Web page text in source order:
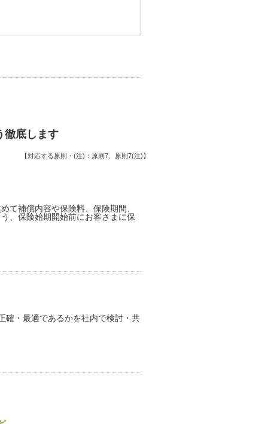
徹底します
【対応する原則・(注)：原則7、原則7(注)】
て補償内容や保険料、保険期間、
、保険始期開始前にお客さまに保
確・最適であるかを社内で検討・共